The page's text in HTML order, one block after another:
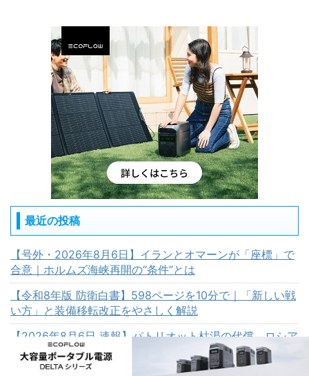
最近の投稿
【号外・2026年8月6日】イランとオマーンが「座標」で
合意｜ホルムズ海峡再開の“条件”とは
【令和8年版 防衛白書】598ページを10分で｜「新しい戦
い方」と装備移転改正をやさしく解説
【2026年8月6日 速報】パトリオット枯渇の代償 ロシア
軍ミサイル、一発も止められず17人犠牲に